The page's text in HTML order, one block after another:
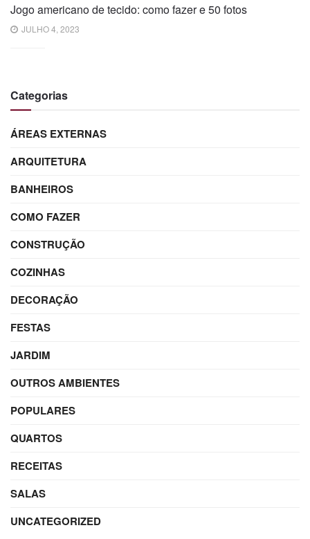
Jogo americano de tecido: como fazer e 50 fotos
JULHO 4, 2023
Categorias
ÁREAS EXTERNAS
ARQUITETURA
BANHEIROS
COMO FAZER
CONSTRUÇÃO
COZINHAS
DECORAÇÃO
FESTAS
JARDIM
OUTROS AMBIENTES
POPULARES
QUARTOS
RECEITAS
SALAS
UNCATEGORIZED